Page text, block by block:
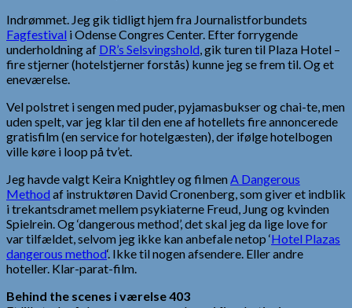
Indrømmet. Jeg gik tidligt hjem fra Journalistforbundets
Fagfestival i Odense Congres Center. Efter forrygende
underholdning af DR’s Selsvingshold, gik turen til Plaza Hotel –
fire stjerner (hotelstjerner forstås) kunne jeg se frem til. Og et
eneværelse.
Vel polstret i sengen med puder, pyjamasbukser og chai-te, men
uden spelt, var jeg klar til den ene af hotellets fire annoncerede
gratisfilm (en service for hotelgæsten), der ifølge hotelbogen
ville køre i loop på tv’et.
Jeg havde valgt Keira Knightley og filmenA Dangerous
Method af instruktøren David Cronenberg, som giver et indblik
i trekantsdramet mellem psykiaterne Freud, Jung og kvinden
Spielrein. Og ‘dangerous method’, det skal jeg da lige love for
var tilfældet, selvom jeg ikke kan anbefale netop ‘Hotel Plazas
dangerous method‘. Ikke til nogen afsendere. Eller andre
hoteller. Klar-parat-film.
Behind the scenes i værelse 403